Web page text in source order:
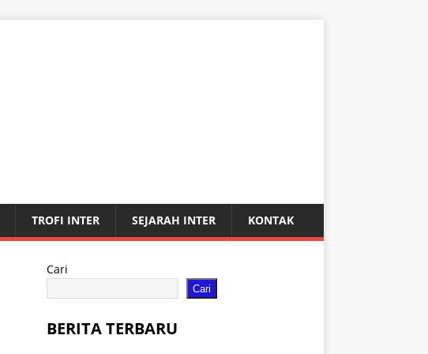
TROFI INTER SEJARAH INTER KONTAK
Cari
Cari
BERITA TERBARU